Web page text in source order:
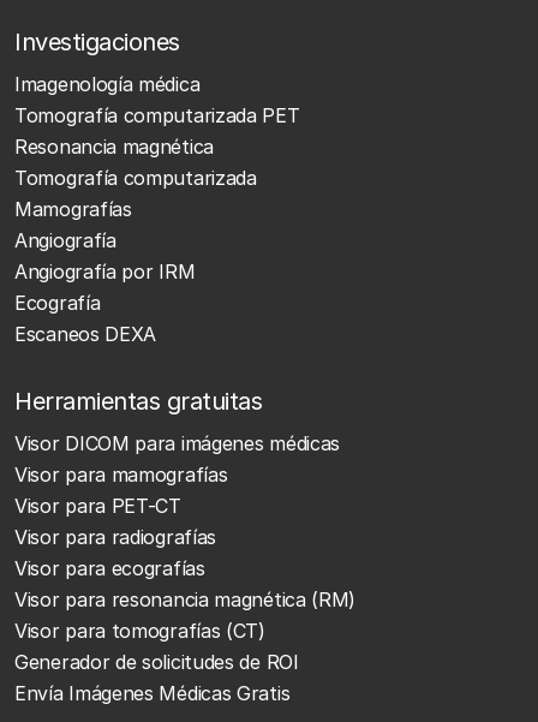
Investigaciones
Imagenología médica
Tomografía computarizada PET
Resonancia magnética
Tomografía computarizada
Mamografías
Angiografía
Angiografía por IRM
Ecografía
Escaneos DEXA
Herramientas gratuitas
Visor DICOM para imágenes médicas
Visor para mamografías
Visor para PET-CT
Visor para radiografías
Visor para ecografías
Visor para resonancia magnética (RM)
Visor para tomografías (CT)
Generador de solicitudes de ROI
Envía Imágenes Médicas Gratis